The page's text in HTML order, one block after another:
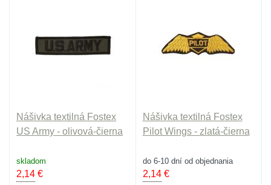
Nášivka textilná Fostex
US Army - olivová-čierna
skladom
2,14 €
Nášivka textilná Fostex
Pilot Wings - zlatá-čierna
do 6-10 dní od objednania
2,14€